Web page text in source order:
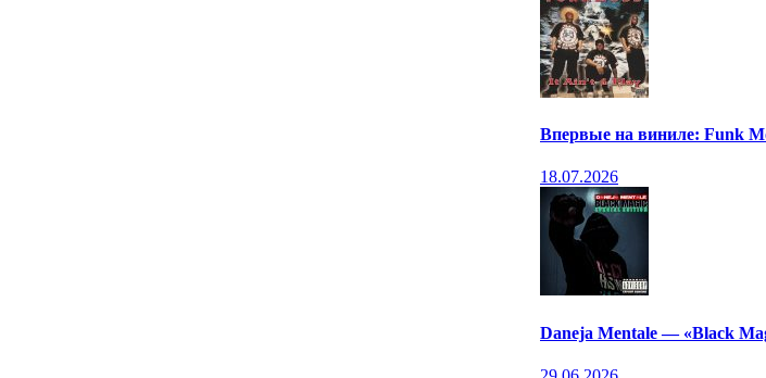
Впервые на виниле: Funk
18.07.2026
Daneja Mentale — «Black